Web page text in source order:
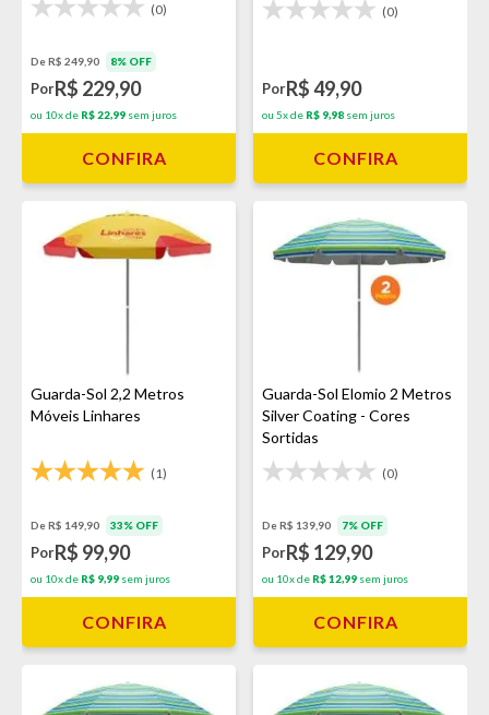
(0)
De R$ 249,90 8% OFF
PorR$ 229,90
ou 10x de R$ 22,99 sem juros
CONFIRA
(0)
PorR$ 49,90
ou 5x de R$ 9,98 sem juros
CONFIRA
Guarda-Sol 2,2 Metros
Móveis Linhares
(1)
De R$ 149,90 33% OFF
PorR$ 99,90
ou 10x de R$ 9,99 sem juros
CONFIRA
Guarda-Sol Elomio 2 Metros
Silver Coating - Cores
Sortidas
(0)
De R$ 139,90 7% OFF
PorR$ 129,90
ou 10x de R$ 12,99 sem juros
CONFIRA